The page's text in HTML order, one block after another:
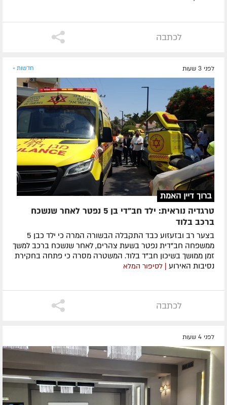
לכתבה
לפני 3 שעות חדשות »
ברוך דיין האמת
טרגדיה נוראית: ילד חב"די בן 5 נפטר לאחר שנשכח
ברכב בלוד
בצער רב ובזעזוע כבד התקבלה הבשורה המרה כי ילד כבן 5
ממשפחה חב"דית נפטר בשעת צהרים, לאחר שנשכח ברכב למשך
זמן ממושך בשיכון חב"ד בלוד. המשטרה מסרה כי פתחה בחקירת
נסיבות האירוע | לסיפור המלא
לכתבה
לפני 4 שעות